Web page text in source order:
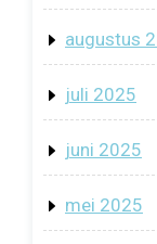
augustus
juli 2025
juni 2025
mei 2025